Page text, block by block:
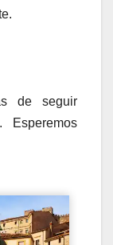
de seguir
Esperemos